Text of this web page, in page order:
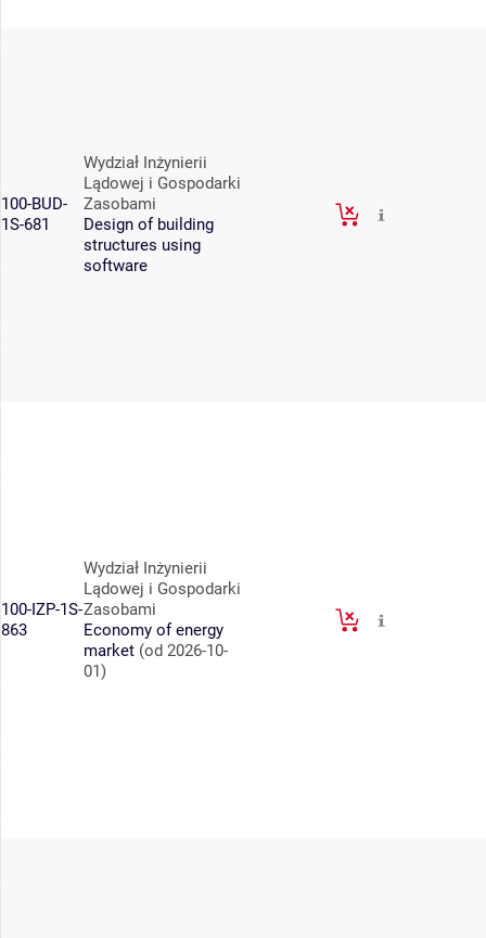
100-BUD-
1S-681
Wydział Inżynierii
Lądowej i Gospodarki
Zasobami
Design of building
structures using
software
100-IZP-1S-
863
Wydział Inżynierii
Lądowej i Gospodarki
Zasobami
Economy of energy
market (od 2026-10-
01)